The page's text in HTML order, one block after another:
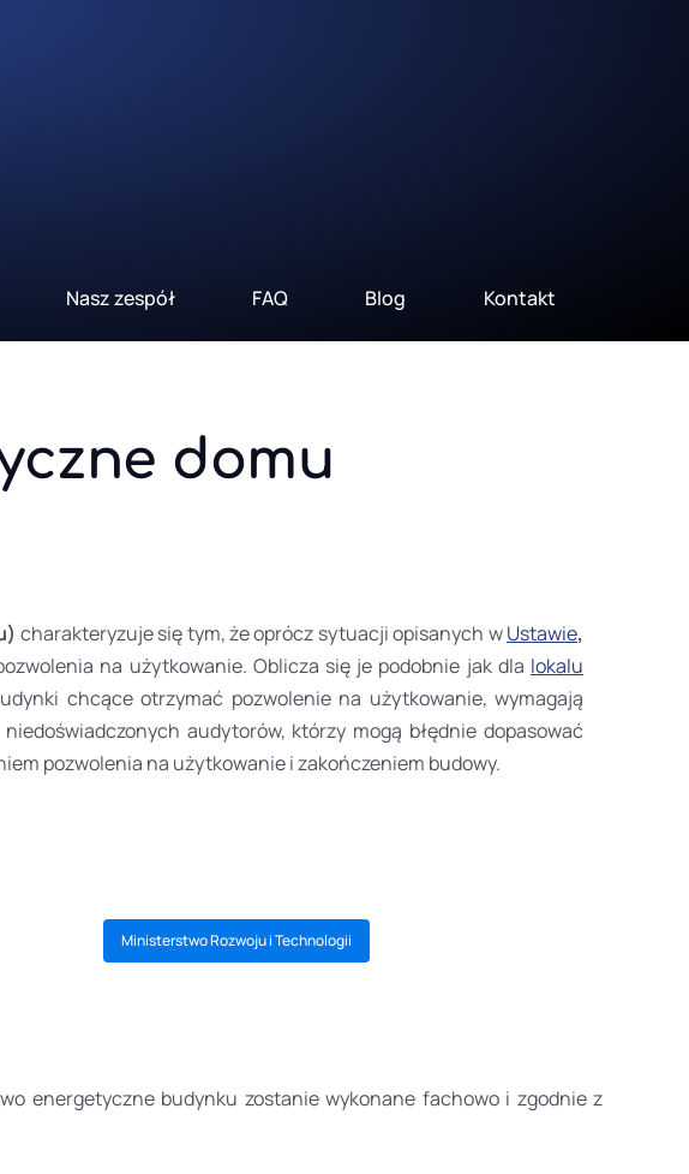
Nasz zespół FAQ Blog Kontakt
domu
charakteryzuje się tym, że oprócz sytuacji opisanych wUstawie,
na użytkowanie. Oblicza się je podobnie jak dla lokalu
chcące otrzymać pozwolenie na użytkowanie, wymagają
audytorów, którzy mogą błędnie dopasować
pozwolenia na użytkowanie i zakończeniem budowy.
Ministerstwo Rozwoju i Technologii
energetyczne budynku zostanie wykonane fachowo i zgodnie z